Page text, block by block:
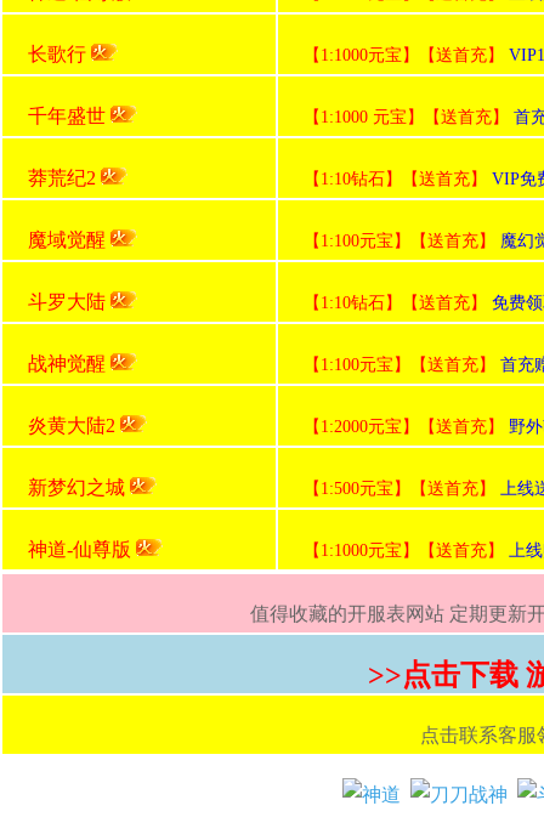
长歌行 【1:1000元宝】【送首充】
千年盛世 【1:1000 元宝】【送首充】 首
莽荒纪2 【1:10钻石】【送首充】 VIP免
魔域觉醒 【1:100元宝】【送首充】 魔幻
斗罗大陆 【1:10钻石】【送首充】 免费
战神觉醒 【1:100元宝】【送首充】 首充
炎黄大陆2 【1:2000元宝】【送首充】 野
新梦幻之城 【1:500元宝】【送首充】 上线
神道-仙尊版 【1:1000元宝】【送首充】 上
值得收藏的开服表网站 定期更新
>>点击下载
点击联系客服